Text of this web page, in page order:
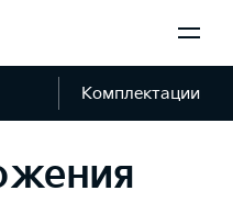
Комплектации